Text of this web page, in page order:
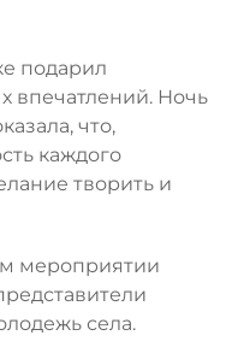
подарил
впечатлений. Ночь
что,
каждого
творить и
мероприятии
села.